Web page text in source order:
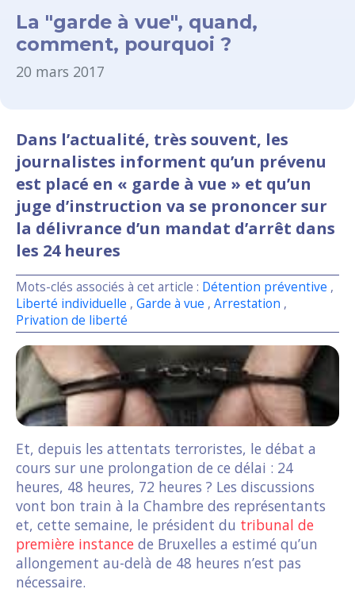
La "garde à vue", quand,
comment, pourquoi ?
20 mars 2017
Dans l’actualité, très souvent, les
journalistes informent qu’un prévenu
est placé en « garde à vue » et qu’un
juge d’instruction va se prononcer sur
la délivrance d’un mandat d’arrêt dans
les 24 heures
Mots-clés associés à cet article : Détention préventive ,
Liberté individuelle , Garde à vue , Arrestation ,
Privation de liberté
Et, depuis les attentats terroristes, le débat a
cours sur une prolongation de ce délai : 24
heures, 48 heures, 72 heures ? Les discussions
vont bon train à la Chambre des représentants
et, cette semaine, le président du tribunal de
première instance de Bruxelles a estimé qu’un
allongement au-delà de 48 heures n’est pas
nécessaire.